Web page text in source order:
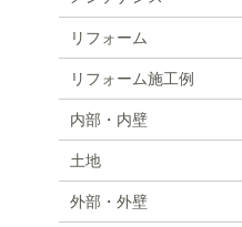
リフォーム
リフォーム施工例
内部・内壁
土地
外部・外壁